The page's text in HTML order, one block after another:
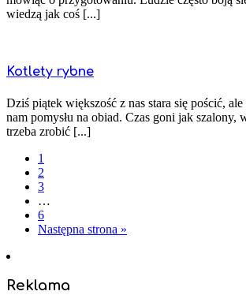
wiedzą jak coś [...]
Kotlety rybne
Dziś piątek większość z nas stara się pościć,
nam pomysłu na obiad. Czas goni jak szalony,
trzeba zrobić [...]
1
2
3
…
6
Następna strona »
Reklama